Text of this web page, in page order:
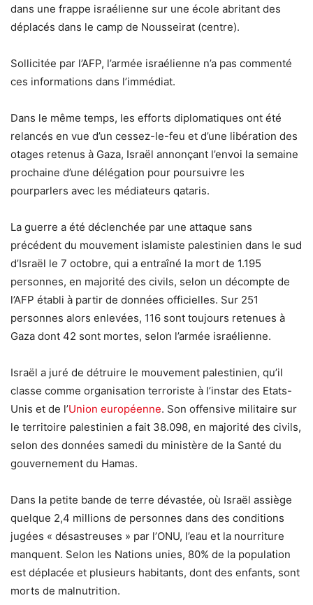
dans une frappe israélienne sur une école abritant des
déplacés dans le camp de Nousseirat (centre).
Sollicitée par l’AFP, l’armée israélienne n’a pas commenté
ces informations dans l’immédiat.
Dans le même temps, les efforts diplomatiques ont été
relancés en vue d’un cessez-le-feu et d’une libération des
otages retenus à Gaza, Israël annonçant l’envoi la semaine
prochaine d’une délégation pour poursuivre les
pourparlers avec les médiateurs qataris.
La guerre a été déclenchée par une attaque sans
précédent du mouvement islamiste palestinien dans le sud
d’Israël le 7 octobre, qui a entraîné la mort de 1.195
personnes, en majorité des civils, selon un décompte de
l’AFP établi à partir de données officielles. Sur 251
personnes alors enlevées, 116 sont toujours retenues à
Gaza dont 42 sont mortes, selon l’armée israélienne.
Israël a juré de détruire le mouvement palestinien, qu’il
classe comme organisation terroriste à l’instar des Etats-
Unis et de l’Union européenne. Son offensive militaire sur
le territoire palestinien a fait 38.098, en majorité des civils,
selon des données samedi du ministère de la Santé du
gouvernement du Hamas.
Dans la petite bande de terre dévastée, où Israël assiège
quelque 2,4 millions de personnes dans des conditions
jugées « désastreuses » par l’ONU, l’eau et la nourriture
manquent. Selon les Nations unies, 80% de la population
est déplacée et plusieurs habitants, dont des enfants, sont
morts de malnutrition.